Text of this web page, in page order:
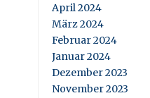
April 2024
März 2024
Februar 2024
Januar 2024
Dezember 2023
November 2023